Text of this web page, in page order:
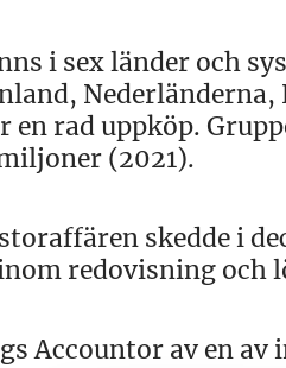
i sex länder och
Nederländerna,
en rad uppköp.
(2021).
skedde i
redovisning och
Accountor av en